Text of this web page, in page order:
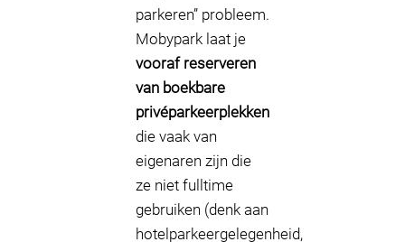
parkeren” probleem.
Mobypark laat je
vooraf reserveren
van boekbare
privéparkeerplekken
die vaak van
eigenaren zijn die
ze niet fulltime
gebruiken (denk aan
hotelparkeergelegenheid,